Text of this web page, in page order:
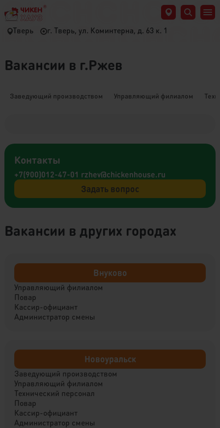
Тверь г. Тверь, ул. Коминтерна, д. 63 к. 1
Вакансии в г.Ржев
Заведующий производством Управляющий филиалом
Контакты
+7(900)012-47-01 rzhev@chickenhouse.ru
Задать вопрос
Вакансии в других городах
Внуково
Управляющий филиалом
Повар
Кассир-официант
Администратор смены
Новоуральск
Заведующий производством
Управляющий филиалом
Технический персонал
Повар
Кассир-официант
Администратор смены